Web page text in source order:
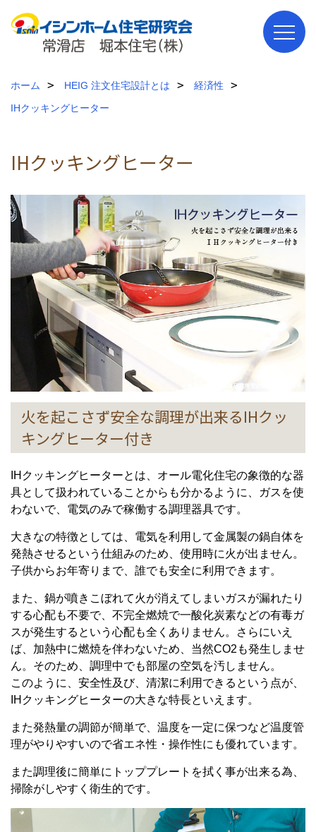
ホーム HEIG 注文住宅設計とは
経済性
IHクッキングヒーター
IHクッキングヒーター
火を起こさず安全な調理が出来るIHクッ
キングヒーター付き
IHクッキングヒーターとは、オール電化住宅の象徴的な器
具として扱われていることからも分かるように、ガスを使
わないで、電気のみで稼働する調理器具です。
大きなの特徴としては、電気を利用して金属製の鍋自体を
発熱させるという仕組みのため、使用時に火が出ません。
子供からお年寄りまで、誰でも安全に利用できます。
また、鍋が噴きこぼれて火が消えてしまいガスが漏れたり
する心配も不要で、不完全燃焼で一酸化炭素などの有毒ガ
スが発生するという心配も全くありません。さらにいえ
ば、加熱中に燃焼を伴わないため、当然CO2も発生しませ
ん。そのため、調理中でも部屋の空気を汚しません。
このように、安全性及び、清潔に利用できるという点が、
IHクッキングヒーターの大きな特長といえます。
また発熱量の調節が簡単で、温度を一定に保つなど温度管
理がやりやすいので省エネ性・操作性にも優れています。
また調理後に簡単にトッププレートを拭く事が出来る為、
掃除がしやすく衛生的です。